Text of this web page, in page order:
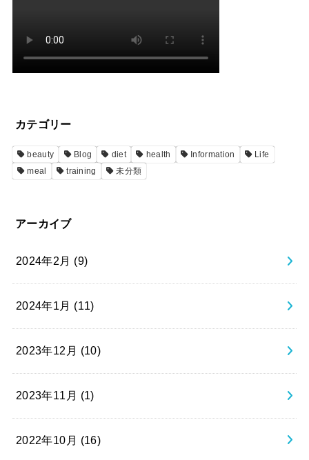
カテゴリー
beauty Blog diet health Information
Life
meal
training 未分類
アーカイブ
2024年2月 (9)
2024年1月 (11)
2023年12月 (10)
2023年11月 (1)
2022年10月 (16)